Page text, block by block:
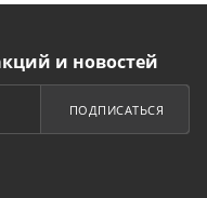
и новостей
ПОДПИСАТЬСЯ